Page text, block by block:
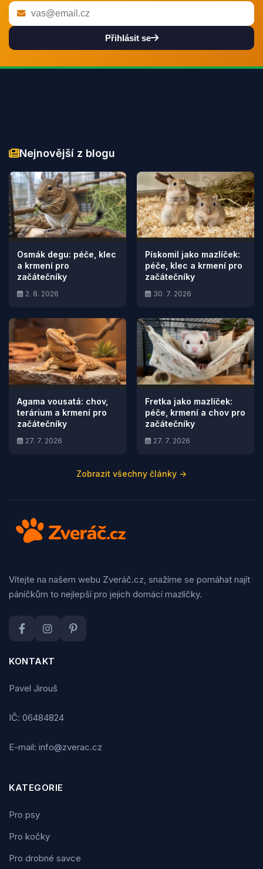
Přihlásit se
Nejnovější z blogu
Osmák degu: péče, klec
a krmení pro
začátečníky
2. 8. 2026
Pískomil jako mazlíček:
péče, klec a krmení pro
začátečníky
30. 7. 2026
Agama vousatá: chov,
terárium a krmení pro
začátečníky
27. 7. 2026
Fretka jako mazlíček:
péče, krmení a chov pro
začátečníky
27. 7. 2026
Zobrazit všechny články →
Vítejte na našem webu Zveráč.cz, snažíme se pomáhat najít
páníčkům to nejlepší pro jejich domácí mazlíčky.
KONTAKT
Pavel Jirouš
IČ: 06484824
E-mail: info@zverac.cz
KATEGORIE
Pro psy
Pro kočky
Pro drobné savce